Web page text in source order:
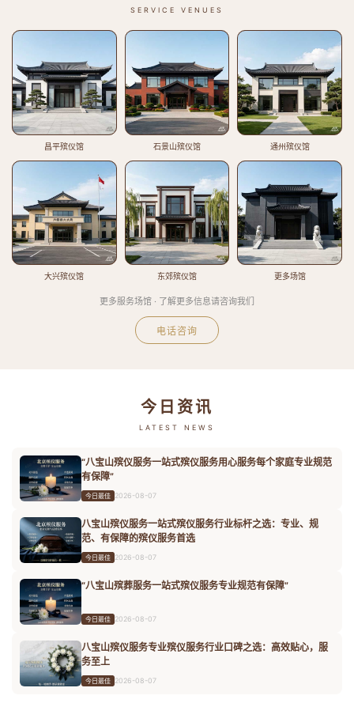
SERVICE VENUES
昌平殡仪馆 石景山殡仪馆 通州殡仪馆
大兴殡仪馆 东郊殡仪馆 更多场馆
更多服务场馆 · 了解更多信息请咨询我们
电话咨询
今日资讯
LATEST NEWS
“八宝山殡仪服务一站式殡仪服务用心服务每个家庭专业规范
有保障”
今日最佳 2026-08-07
八宝山殡仪服务一站式殡仪服务行业标杆之选：专业、规
范、有保障的殡仪服务首选
今日最佳 2026-08-07
“八宝山殡葬服务一站式殡仪服务专业规范有保障”
今日最佳 2026-08-07
八宝山殡仪服务专业殡仪服务行业口碑之选：高效贴心，服
务至上
今日最佳 2026-08-07